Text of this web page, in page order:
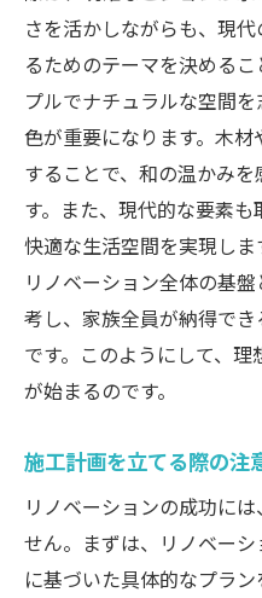
さを活かしながらも、現
るためのテーマを決める
プルでナチュラルな空間
色が重要になります。木
することで、和の温かみ
す。また、現代的な要素
快適な生活空間を実現しま
リノベーション全体の基
考し、家族全員が納得で
です。このようにして、
が始まるのです。
施工計画を立てる際の注
リノベーションの成功に
せん。まずは、リノベー
に基づいた具体的なプラン